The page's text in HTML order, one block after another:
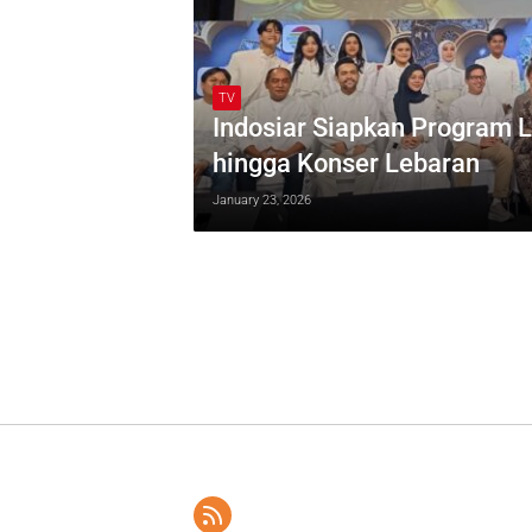
TV
Indosiar Siapkan Program
hingga Konser Lebaran
January 23, 2026